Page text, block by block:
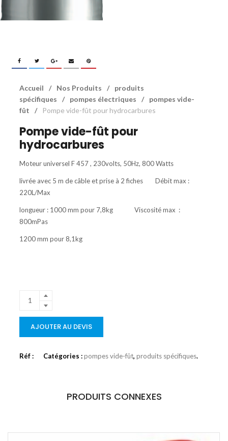
Accueil / Nos Produits /
produits
spécifiques
/ pompes électriques /
pompes vide-
fût
/ Pompe vide-fût pour hydrocarbures
Pompe vide-fût pour
hydrocarbures
Moteur universel F 457 , 230volts, 50Hz, 800 Watts
livrée avec 5 m de câble et prise à 2 fiches Débit max :
220L/Max
longueur : 1000 mm pour 7,8kg Viscosité max :
800mPas
1200 mm pour 8,1kg
AJOUTER AU DEVIS
Réf : Catégories :pompes vide-fût, produits spécifiques.
PRODUITS CONNEXES